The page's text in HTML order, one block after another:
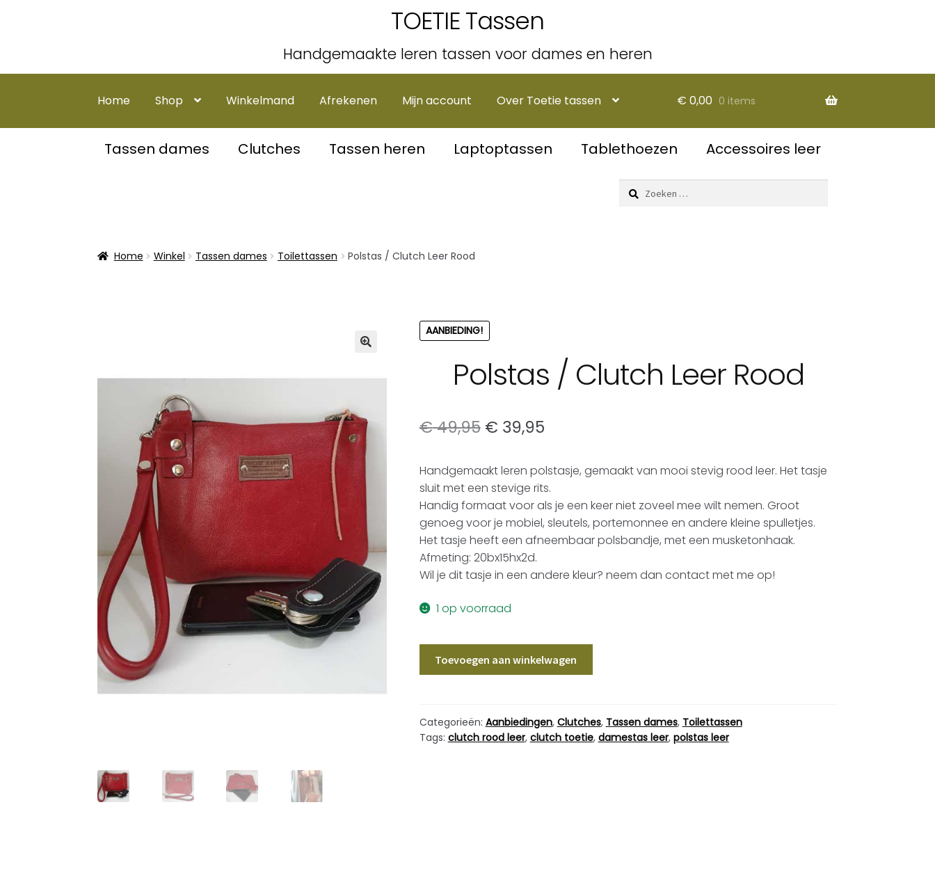
TOETIE Tassen
Handgemaakte leren tassen voor dames en heren
door
naar
Home Shop Winkelmand Afrekenen Mijn account Over Toetie tassen € 0,00 0 items
Tassen dames Clutches Tassen heren Laptoptassen Tablethoezen Accessoires leer
Zoeken
naar:
Home Winkel Tassen dames Toilettassen Polstas / Clutch Leer Rood
AANBIEDING!
Polstas / Clutch Leer Rood
€49,95 Oorspronkelijke
was:
€ 49,95.
€ 39,95Huidige
is:
€ 39,95.
Handgemaakt leren polstasje, gemaakt van mooi stevig rood leer. Het tasje
sluit met een stevige rits.
Handig formaat voor als je een keer niet zoveel mee wilt nemen. Groot
genoeg voor je mobiel, sleutels, portemonnee en andere kleine spulletjes.
Het tasje heeft een afneembaar polsbandje, met een musketonhaak.
Afmeting: 20bx15hx2d.
Wil je dit tasje in een andere kleur? neem dan contact met me op!
1 op voorraad
Rood
aantal
Toevoegen aan winkelwagen
Categorieën: Aanbiedingen, Clutches, Tassen dames, Toilettassen
Tags: clutch rood leer, clutch toetie, damestas leer, polstas leer